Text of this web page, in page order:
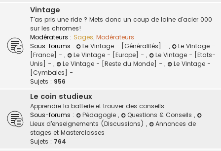
Vintage
T'as pris une ride ? Mets donc un coup de laine d'acier 000
sur les chromes!
Modérateurs : Sages, Modérateurs
Sous-forums :
Le Vintage - [Généralités] - ,
Le Vintage -
[France] - , Le Vintage - [Europe] - ,
Le Vintage - [Etats-
Unis] - , Le Vintage - [Reste du Monde] - ,
Le Vintage -
[Cymbales] -
Sujets : 956
Le coin studieux
Apprendre la batterie et trouver des conseils
Sous-forums :
Pédagogie , Questions & Conseils ,
Lieux d'enseignements (Discussions) ,
Annonces de
stages et Masterclasses
Sujets : 764